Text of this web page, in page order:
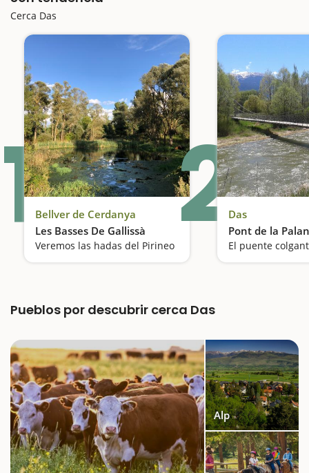
Cerca Das
1 Bellver de Cerdanya
Les Basses De Gallissà
Veremos las hadas del Pirineo 2Das
Pont de la
El puente
Pueblos por descubrir cerca Das
Alp